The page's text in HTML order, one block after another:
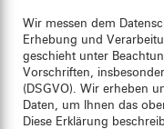
Wir messen dem
Erhebung und
geschieht unter
Vorschriften,
(DSGVO). Wir erheben
Daten, um Ihnen das
Diese Erklärung